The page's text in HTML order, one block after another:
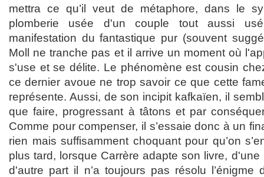
mettra ce qu’il veut de métaphore, dans le
plomberie usée d'un couple tout aussi
manifestation du fantastique pur (souvent
Moll ne tranche pas et il arrive un moment où
s'use et se délite. Le phénomène est cousin
ce dernier avoue ne trop savoir ce que cette
représente. Aussi, de son incipit kafkaïen, il
que faire, progressant à tâtons et par
Comme pour compenser, il s’essaie donc à un
rien mais suffisamment choquant pour qu’on
plus tard, lorsque Carrère adapte son livre,
d'autre part il n’a toujours pas résolu l’énigme